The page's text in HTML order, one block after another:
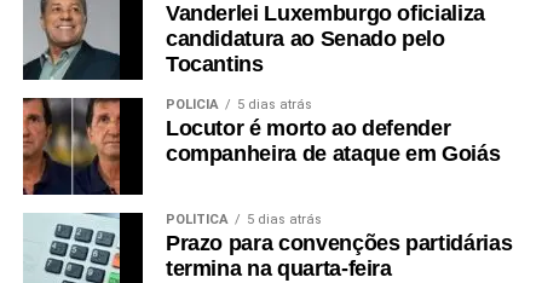
Vanderlei Luxemburgo oficializa
candidatura ao Senado pelo
Tocantins
POLÍCIA 5 dias atrás
Locutor é morto ao defender
companheira de ataque em Goiás
POLÍTICA 5 dias atrás
Prazo para convenções partidárias
termina na quarta-feira